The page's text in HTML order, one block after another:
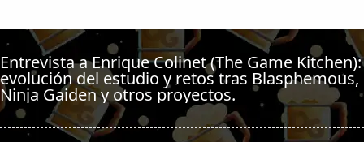
Entrevista a Enrique Colinet (The Game Kitchen):
evolución del estudio y retos tras Blasphemous,
Ninja Gaiden y otros proyectos.